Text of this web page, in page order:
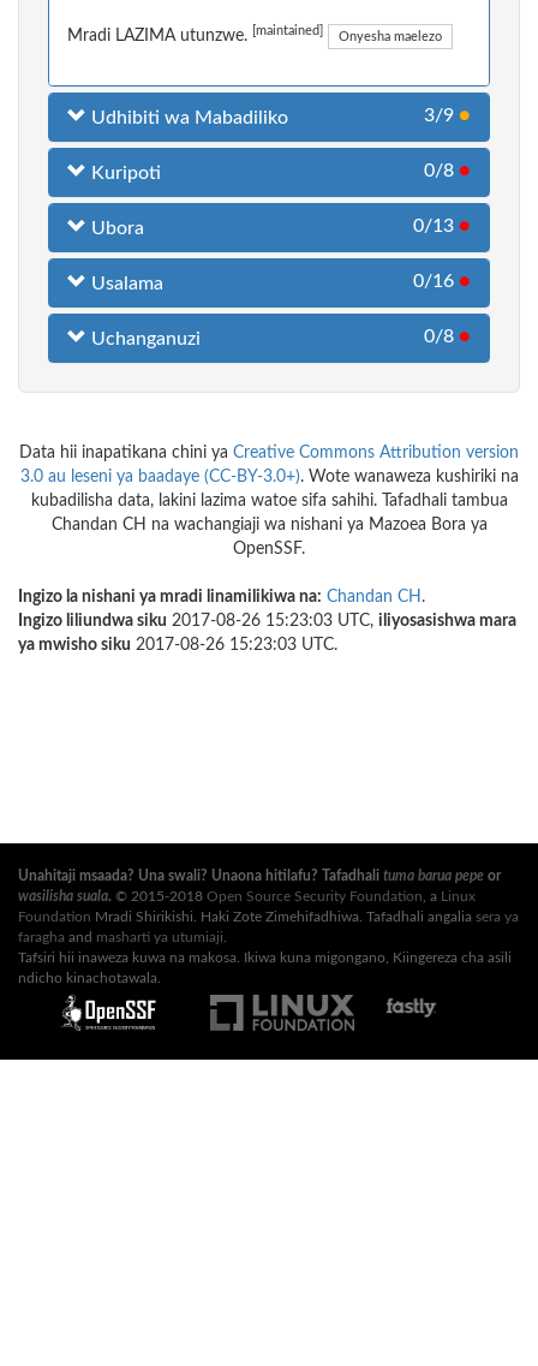
Mradi LAZIMA utunzwe. [maintained] Onyesha maelezo
Udhibiti wa Mabadiliko 3/9 ●
Kuripoti 0/8 ●
Ubora 0/13 ●
Usalama 0/16 ●
Uchanganuzi 0/8 ●
Data hii inapatikana chini ya Creative Commons Attribution version
3.0 au leseni ya baadaye (CC-BY-3.0+). Wote wanaweza kushiriki na
kubadilisha data, lakini lazima watoe sifa sahihi. Tafadhali tambua
Chandan CH na wachangiaji wa nishani ya Mazoea Bora ya
OpenSSF.
Ingizo la nishani ya mradi linamilikiwa na: Chandan CH .
Ingizo liliundwa siku 2017-08-26 15:23:03 UTC, iliyosasishwa mara
ya mwisho siku 2017-08-26 15:23:03 UTC.
Unahitaji msaada? Una swali? Unaona hitilafu? Tafadhali tuma barua pepe or
wasilisha suala. © 2015-2018 Open Source Security Foundation , a Linux
Foundation Mradi Shirikishi. Haki Zote Zimehifadhiwa. Tafadhali angalia sera ya
faragha and masharti ya utumiaji
Tafsiri hii inaweza kuwa na makosa. Ikiwa kuna migongano, Kiingereza cha asili
ndicho kinachotawala.